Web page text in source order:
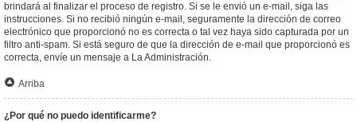
brindará al finalizar el proceso de registro. Si se le envió un e-mail, siga las
instrucciones. Si no recibió ningún e-mail, seguramente la dirección de correo
electrónico que proporcionó no es correcta o tal vez haya sido capturada por un
filtro anti-spam. Si está seguro de que la dirección de e-mail que proporcionó es
correcta, envíe un mensaje a La Administración.
Arriba
¿Por qué no puedo identificarme?